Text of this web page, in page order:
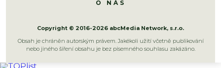
O NÁS
Copyright © 2016-2026 abcMedia Network, s.r.o.
Obsah je chráněn autorským právem. Jakékoli užití včetně publikování
nebo jiného šíření obsahu je bez písemného souhlasu zakázáno.